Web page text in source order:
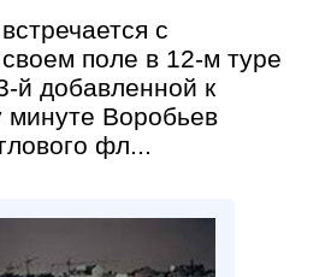
с
поле в 12-м туре
добавленной к
минуте Воробьев
фл...